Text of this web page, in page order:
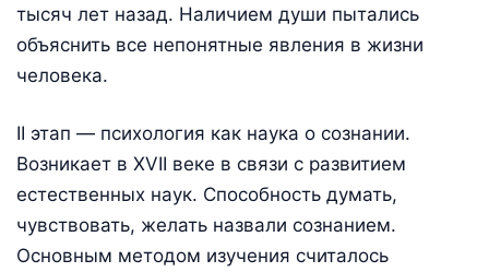
тысяч лет назад. Наличием души пытались
объяснить все непонятные явления в жизни
человека.
II этап — психология как наука о сознании.
Возникает в XVII веке в связи с развитием
естественных наук. Способность думать,
чувствовать, желать назвали сознанием.
Основным методом изучения считалось